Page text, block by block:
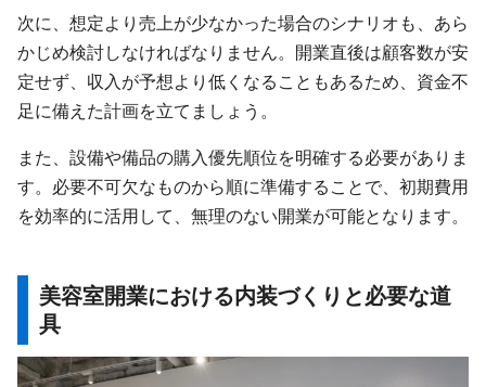
次に、想定より売上が少なかった場合のシナリオも、あら
かじめ検討しなければなりません。開業直後は顧客数が安
定せず、収入が予想より低くなることもあるため、資金不
足に備えた計画を立てましょう。
また、設備や備品の購入優先順位を明確する必要がありま
す。必要不可欠なものから順に準備することで、初期費用
を効率的に活用して、無理のない開業が可能となります。
美容室開業における内装づくりと必要な道
具